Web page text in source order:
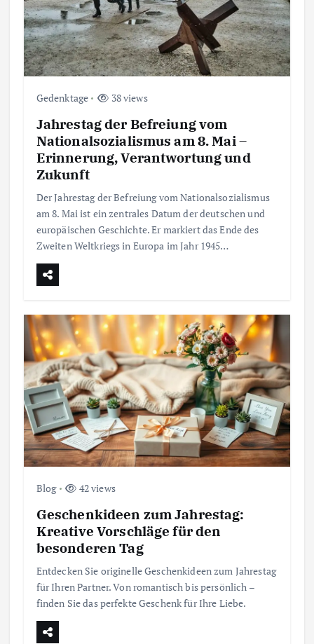
Gedenktage 38 views
Jahrestag der Befreiung vom
Nationalsozialismus am 8. Mai –
Erinnerung, Verantwortung und
Zukunft
Der Jahrestag der Befreiung vom Nationalsozialismus
am 8. Mai ist ein zentrales Datum der deutschen und
europäischen Geschichte. Er markiert das Ende des
Zweiten Weltkriegs in Europa im Jahr 1945…
Blog 42 views
Geschenkideen zum Jahrestag:
Kreative Vorschläge für den
besonderen Tag
Entdecken Sie originelle Geschenkideen zum Jahrestag
für Ihren Partner. Von romantisch bis persönlich –
finden Sie das perfekte Geschenk für Ihre Liebe.